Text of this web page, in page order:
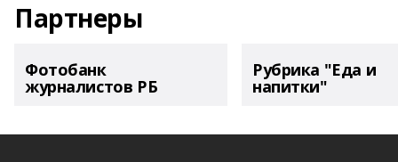
Партнеры
Фотобанк
журналистов РБ
Рубрика "Еда и
напитки"